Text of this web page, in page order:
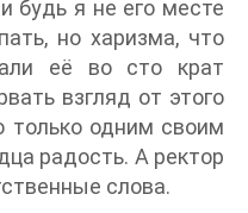
будь я не его месте
но харизма, что
её во сто крат
взгляд от этого
только одним своим
радость. А ректор
слова.